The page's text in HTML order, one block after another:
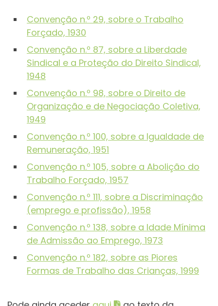
Convenção n.º 29, sobre o Trabalho
Forçado, 1930
Convenção n.º 87, sobre a Liberdade
Sindical e a Proteção do Direito Sindical,
1948
Convenção n.º 98, sobre o Direito de
Organização e de Negociação Coletiva,
1949
Convenção n.º 100, sobre a Igualdade de
Remuneração, 1951
Convenção n.º 105, sobre a Abolição do
Trabalho Forçado, 1957
Convenção n.º 111, sobre a Discriminação
(emprego e profissão), 1958
Convenção n.º 138, sobre a Idade Mínima
de Admissão ao Emprego, 1973
Convenção n.º 182, sobre as Piores
Formas de Trabalho das Crianças, 1999